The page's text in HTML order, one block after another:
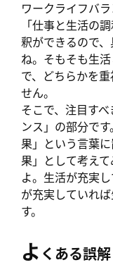
ワークライフバ
「仕事と生活の
釈ができるので
ね。そもそも生
で、どちらかを
せん。
そこで、注目す
ンス」の部分で
果」という言葉
果」として考え
よ。生活が充実
が充実していれ
す。
よ くある誤解